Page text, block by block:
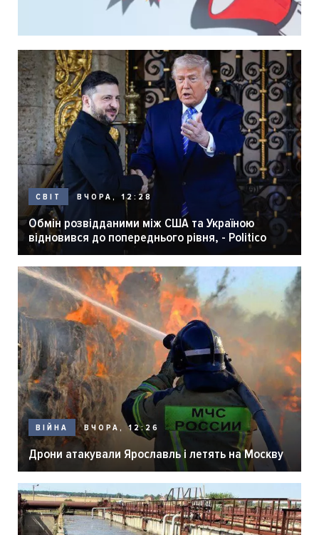
СВІТ ВЧОРА, 12:28
Обмін розвідданими між США та Україною
відновився до попереднього рівня, - Politico
ВІЙНА ВЧОРА, 12:26
Дрони атакували Ярославль і летять на Москву